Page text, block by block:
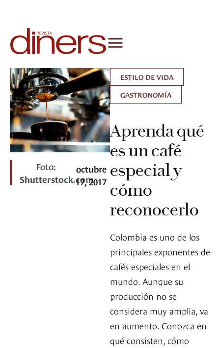
Foto:
Shutterstock.com
octubre
17, 2017
ESTILO DE VIDA
GASTRONOMÍA
Aprenda qué
es un café
especial y
cómo
reconocerlo
Colombia es uno de los
principales exponentes de
cafés especiales en el
mundo. Aunque su
producción no se
considera muy amplia, va
en aumento. Conozca en
qué consisten, cómo